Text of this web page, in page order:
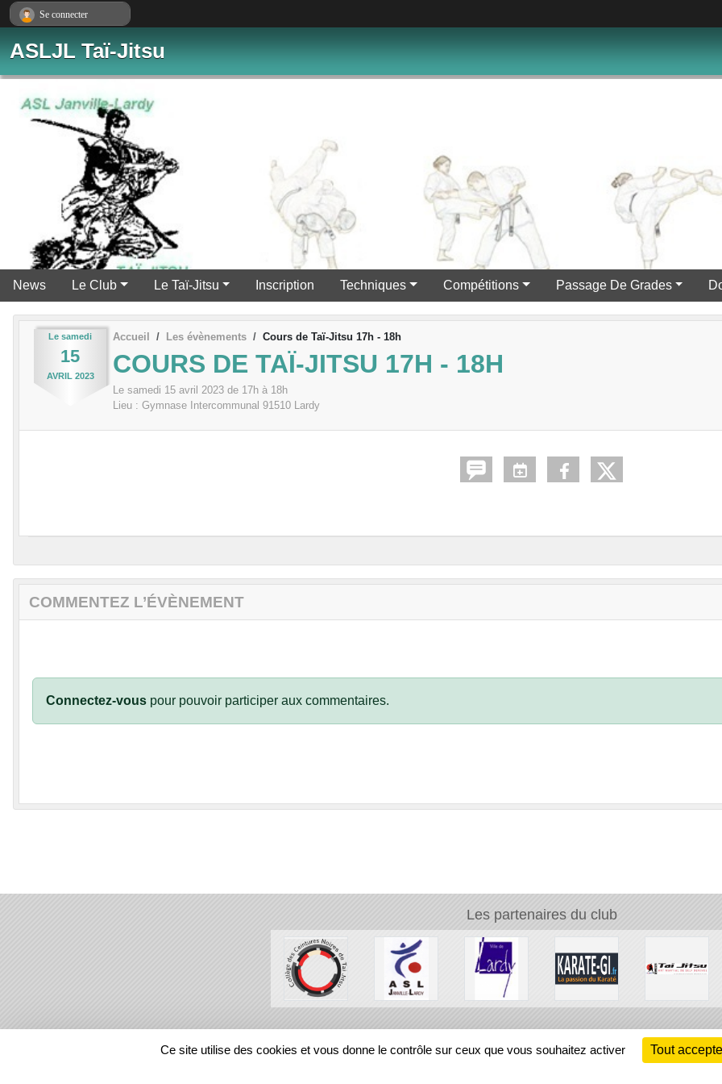
ASLJL Taï-Jitsu
News Le Club Le Taï-Jitsu Inscription Techniques Compétitions Passage De Grades
Le samedi
15
AVRIL 2023
Accueil Les évènements Cours de Taï-Jitsu 17h - 18h
COURS DE TAÏ-JITSU 17H - 18H
Le samedi 15 avril 2023 de 17h à 18h
Lieu : Gymnase Intercommunal 91510 Lardy
COMMENTEZ L’ÉVÈNEMENT
Connectez-vous pour pouvoir participer aux commentaires.
Les partenaires du club
REGIONS
Se connecter
Panneau de gestion des cookies
Ce site utilise des cookies et vous donne le contrôle sur ceux que vous souhaitez activer Tout